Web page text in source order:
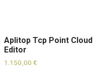
Aplitop Tcp Point Cloud
Editor
1.150,00 €